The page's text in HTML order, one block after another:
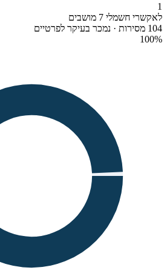
1
לאקשרי חשמלי 7 מושבים
104 מסירות · נמכר בעיקר לפרטיים
100%